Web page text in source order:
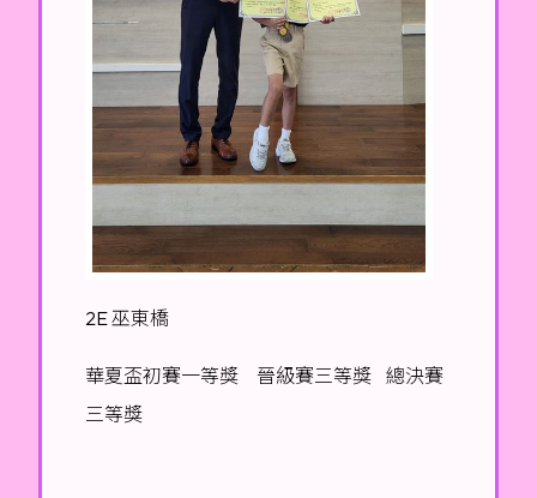
2E 巫東橋
華夏盃初賽一等獎 晉級賽三等獎 總決賽
三等獎